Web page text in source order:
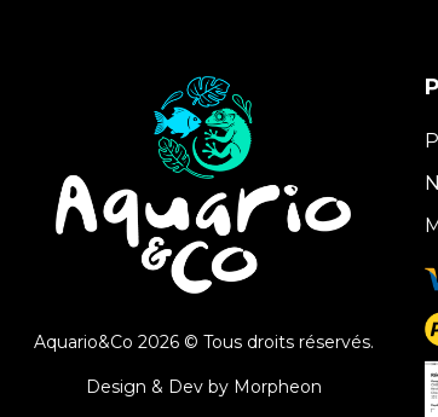
Aquario&Co 2026 © Tous droits réservés.
Design & Dev by Morpheon